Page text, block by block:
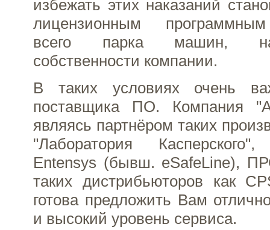
избежать этих наказаний
лицензионным
всего парка машин,
собственности компании.
В таких условиях очень
поставщика ПО. Компания
являясь партнёром таких
"Лаборатория
Entensys (бывш. eSafeLine),
таких дистрибьюторов как
готова предложить Вам
и высокий уровень сервиса.